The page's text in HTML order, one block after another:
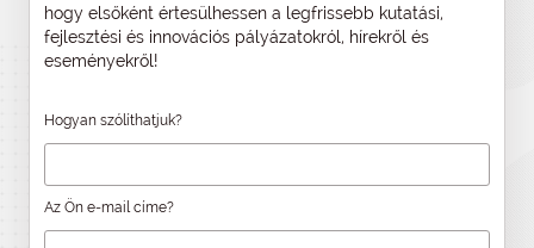
hogy elsőként értesülhessen a legfrissebb kutatási,
fejlesztési és innovációs pályázatokról, hírekről és
eseményekről!
Hogyan szólíthatjuk?
Az Ön e-mail címe?